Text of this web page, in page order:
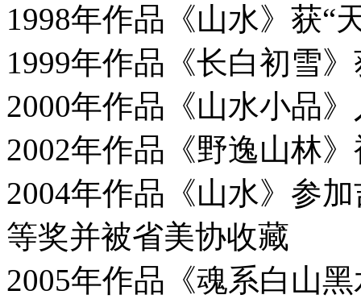
1998年作品《山水》获“
1999年作品《长白初雪
2000年作品《山水小品
2002年作品《野逸山林
2004年作品《山水》参
等奖并被省美协收藏
2005年作品《魂系白山